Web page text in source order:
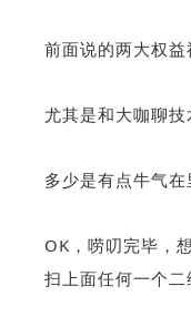
前面说的两大权
尤其是和大咖聊
多少是有点牛气在
OK，唠叨完毕，
扫上面任何一个